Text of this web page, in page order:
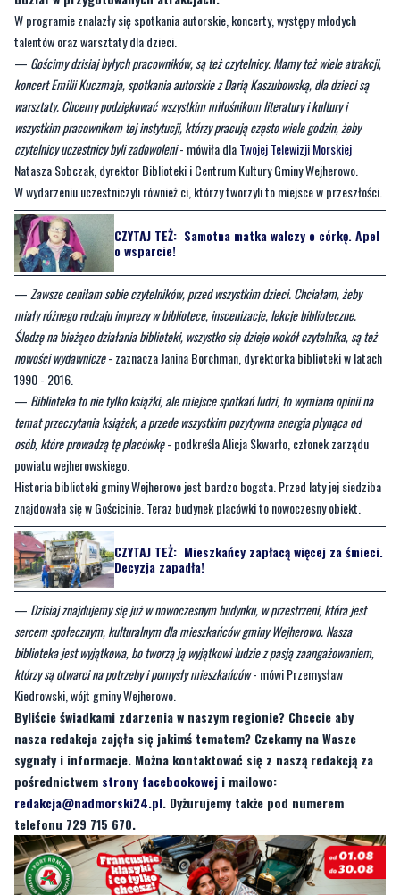
W programie znalazły się spotkania autorskie, koncerty, występy młodych
talentów oraz warsztaty dla dzieci.
— Gościmy dzisiaj byłych pracowników, są też czytelnicy. Mamy też wiele atrakcji,
koncert Emilii Kuczmaja, spotkania autorskie z Darią Kaszubowską, dla dzieci są
warsztaty. Chcemy podziękować wszystkim miłośnikom literatury i kultury i
wszystkim pracownikom tej instytucji, którzy pracują często wiele godzin, żeby
czytelnicy uczestnicy byli zadowoleni- mówiła dlaTwojej Telewizji Morskiej
Natasza Sobczak, dyrektor Biblioteki i Centrum Kultury Gminy Wejherowo.
W wydarzeniu uczestniczyli również ci, którzy tworzyli to miejsce w przeszłości.
CZYTAJ TEŻ: Samotna matka walczy o córkę. Apel
o wsparcie!
— Zawsze ceniłam sobie czytelników, przed wszystkim dzieci. Chciałam, żeby
miały różnego rodzaju imprezy w bibliotece, inscenizacje, lekcje biblioteczne.
Śledzę na bieżąco działania biblioteki, wszystko się dzieje wokół czytelnika, są też
nowości wydawnicze- zaznacza Janina Borchman, dyrektorka biblioteki w latach
1990 - 2016.
— Biblioteka to nie tylko książki, ale miejsce spotkań ludzi, to wymiana opinii na
temat przeczytania książek, a przede wszystkim pozytywna energia płynąca od
osób, które prowadzą tę placówkę- podkreśla Alicja Skwarło, członek zarządu
powiatu wejherowskiego.
Historia biblioteki gminy Wejherowo jest bardzo bogata. Przed laty jej siedziba
znajdowała się w Gościcinie. Teraz budynek placówki to nowoczesny obiekt.
CZYTAJ TEŻ: Mieszkańcy zapłacą więcej za śmieci.
Decyzja zapadła!
— Dzisiaj znajdujemy się już w nowoczesnym budynku, w przestrzeni, która jest
sercem społecznym, kulturalnym dla mieszkańców gminy Wejherowo. Nasza
biblioteka jest wyjątkowa, bo tworzą ją wyjątkowi ludzie z pasją zaangażowaniem,
którzy są otwarci na potrzeby i pomysły mieszkańców- mówi Przemysław
Kiedrowski, wójt gminy Wejherowo.
Byliście świadkami zdarzenia w naszym regionie? Chcecie aby
nasza redakcja zajęła się jakimś tematem? Czekamy na Wasze
sygnały i informacje. Można kontaktować się z naszą redakcją za
pośrednictwem strony facebookowej i mailowo:
redakcja@nadmorski24.pl. Dyżurujemy także pod numerem
telefonu 729 715 670.